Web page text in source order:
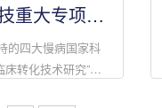
重大专项正
的四大慢病国家科
转化技术研究”系